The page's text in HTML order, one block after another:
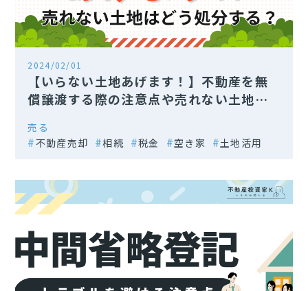
2024/02/01
【いらない土地あげます！】不動産を無
償譲渡する際の注意点や売れない土地の
売る
不動産売却
相続 税金 空き家 土地活用